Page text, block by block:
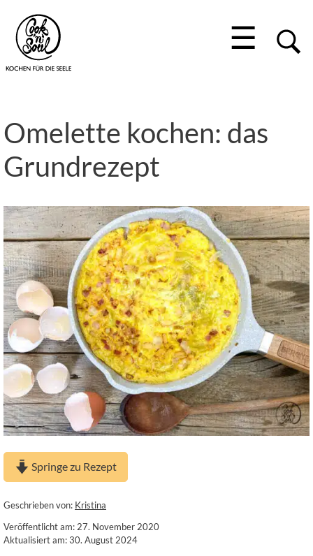
☰
Omelette kochen: das
Grundrezept
Springe zu Rezept
Geschrieben von: Kristina
Veröffentlicht am: 27. November 2020
Aktualisiert am: 30. August 2024